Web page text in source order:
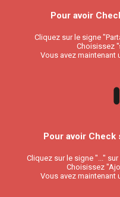
Pour avoir
Cliquez sur le signe
Choisissez
Vous avez maintenant
Pour avoir
Cliquez sur le signe "..."
Choisissez
Vous avez maintenant